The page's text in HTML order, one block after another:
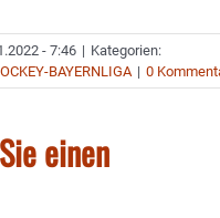
- 7:46 | Kategorien:
BAYERNLIGA | 0
einen